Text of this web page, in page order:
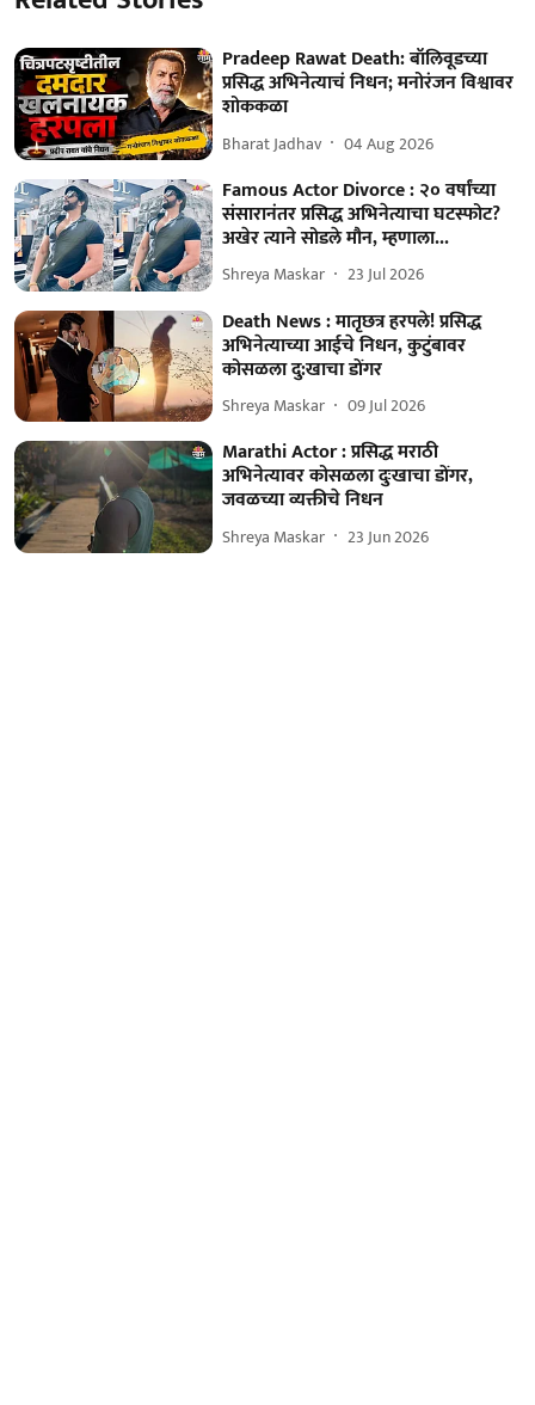
Pradeep Rawat Death: बॉलिवूडच्या
प्रसिद्ध अभिनेत्याचं निधन; मनोरंजन विश्वावर
शोककळा
Bharat Jadhav 04 Aug 2026
Famous Actor Divorce : २० वर्षांच्या
संसारानंतर प्रसिद्ध अभिनेत्याचा घटस्फोट?
अखेर त्याने सोडले मौन, म्हणाला...
Shreya Maskar 23 Jul 2026
Death News : मातृछत्र हरपले! प्रसिद्ध
अभिनेत्याच्या आईचे निधन, कुटुंबावर
कोसळला दु:खाचा डोंगर
Shreya Maskar 09 Jul 2026
Marathi Actor : प्रसिद्ध मराठी
अभिनेत्यावर कोसळला दुःखाचा डोंगर,
जवळच्या व्यक्तीचे निधन
Shreya Maskar 23 Jun 2026